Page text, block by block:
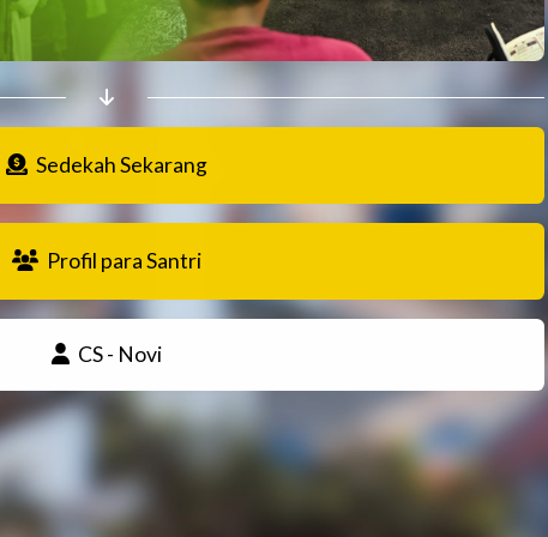
Sedekah Sekarang
Profil para Santri
CS - Novi